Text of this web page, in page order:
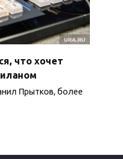
что хочет
Прытков, более